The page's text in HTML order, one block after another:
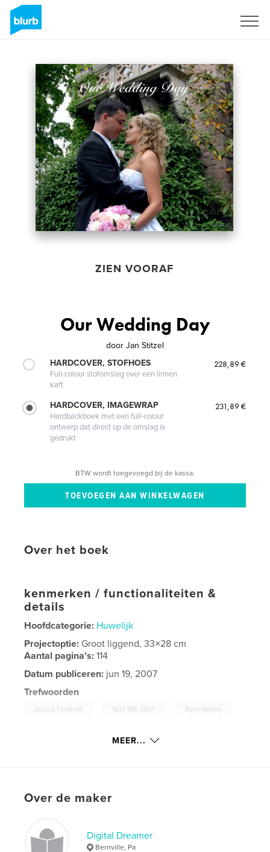
ZIEN VOORAF
Our Wedding Day
door Jan Stitzel
HARDCOVER, STOFHOES
Full-colour stofomslag over een linnen
kaft
228,89 €
HARDCOVER, IMAGEWRAP
Hardbackboek met een full-colour
ontwerp dat direct op de omslag is
gedrukt
231,89 €
BTW wordt toegevoegd bij de kassa.
Over het boek
kenmerken / functionaliteiten &
details
Hoofdcategorie: Huwelijk
Projectoptie: Groot liggend, 33×28 cm
Aantal pagina's:114
Datum publiceren: jun 19, 2007
Trefwoorden
Jessica Faulkner May 19th 2007 Ryan Hanley
Faulkner , Hanley
MEER...
Over de maker
Digital Dreamer
Bernville, Pa